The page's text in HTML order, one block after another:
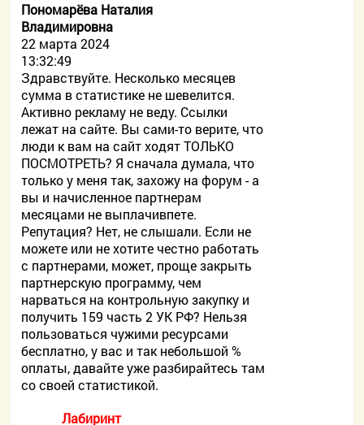
Пономарёва Наталия
Владимировна
22 марта 2024
13:32:49
Здравствуйте. Несколько месяцев
сумма в статистике не шевелится.
Активно рекламу не веду. Ссылки
лежат на сайте. Вы сами-то верите, что
люди к вам на сайт ходят ТОЛЬКО
ПОСМОТРЕТЬ? Я сначала думала, что
только у меня так, захожу на форум - а
вы и начисленное партнерам
месяцами не выплачивпете.
Репутация? Нет, не слышали. Если не
можете или не хотите честно работать
с партнерами, может, проще закрыть
партнерскую программу, чем
нарваться на контрольную закупку и
получить 159 часть 2 УК РФ? Нельзя
пользоваться чужими ресурсами
бесплатно, у вас и так небольшой %
оплаты, давайте уже разбирайтесь там
со своей статистикой.
Лабиринт